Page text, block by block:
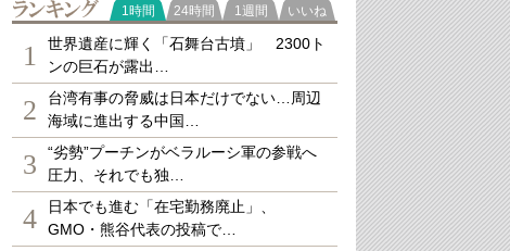
ランキング
1時間 24時間 1週間 いいね
1
世界遺産に輝く「石舞台古墳」 2300ト
ンの巨石が露出…
2
台湾有事の脅威は日本だけでない…周辺
海域に進出する中国…
3
“劣勢”プーチンがベラルーシ軍の参戦へ
圧力、それでも独…
4
日本でも進む「在宅勤務廃止」、
GMO・熊谷代表の投稿で…